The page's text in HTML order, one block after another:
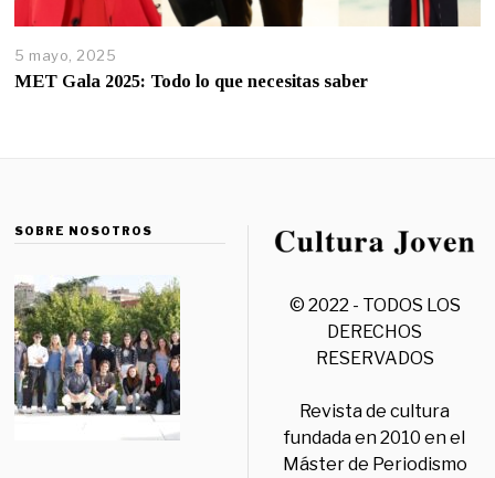
5 mayo, 2025
MET Gala 2025: Todo lo que necesitas saber
SOBRE NOSOTROS
© 2022 - TODOS LOS
DERECHOS
RESERVADOS
Revista de cultura
fundada en 2010 en el
Máster de Periodismo